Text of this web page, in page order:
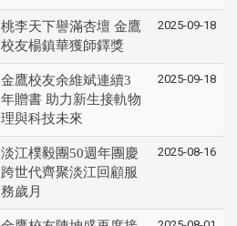
桃李天下譽滿杏壇 金鷹
校友楊鎮華獲師鐸獎
2025-09-18
金鷹校友余維斌連續3
年贈書 助力新生接軌物
理與科技未來
2025-09-18
淡江樸毅團50週年團慶
跨世代齊聚淡江回顧服
務歲月
2025-08-16